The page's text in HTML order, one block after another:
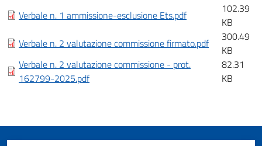
Verbale n. 1 ammissione-esclusione Ets.pdf
102.39
KB
Verbale n. 2 valutazione commissione firmato.pdf
300.49
KB
Verbale n. 2 valutazione commissione - prot.
162799-2025.pdf
82.31
KB